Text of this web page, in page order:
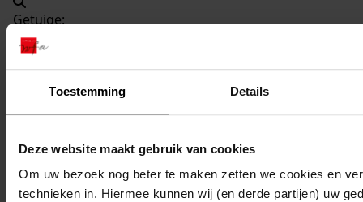
Toestemming Details
Deze website maakt gebruik van cookies
Om uw bezoek nog beter te maken zetten we cookies en
technieken in. Hiermee kunnen wij (en derde partijen) uw
Getuige:
Hermina Blikkenhorst
Kerkelijke gezindte:
Toegangsnummer:
1702-09 Doop-, trouw- en begraafboeken Enkhuizen,
1581-1910